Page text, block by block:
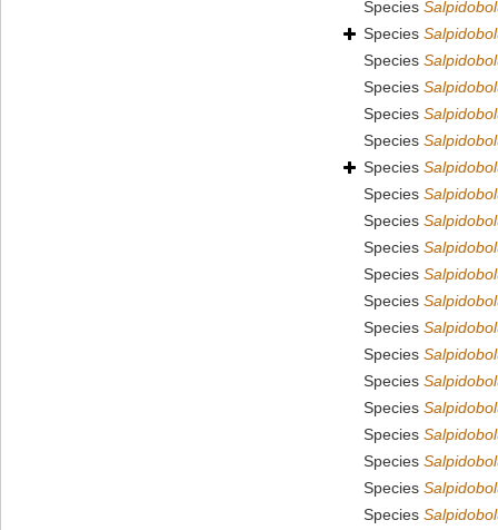
Species
Species
Species
Species
Species
Species
Species
Species
Species
Species
Species
Species
Species
Species
Species
Species
Species
Species
Species
Species